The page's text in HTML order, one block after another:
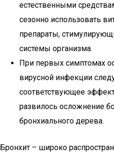
естественными
сезонно использовать
препараты,
системы организма.
При первых симптомах
вирусной инфекции
соответствующее
развилось осложнение
бронхиального дерева.
Бронхит – широко